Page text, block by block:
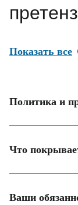
Показать все
Политика и
Что
Ваши